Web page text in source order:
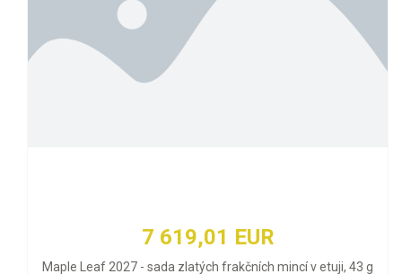
7 619,01 EUR
Maple Leaf 2027 - sada zlatých frakčních mincí v etuji, 43 g